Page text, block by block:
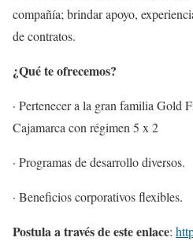
compañía; brindar apoyo,
de contratos.
¿Qué te ofrecemos?
· Pertenecer a la gran familia Gold
Cajamarca con régimen 5 x 2
· Programas de desarrollo diversos.
· Beneficios corporativos flexibles.
Postula a través de este enlace: